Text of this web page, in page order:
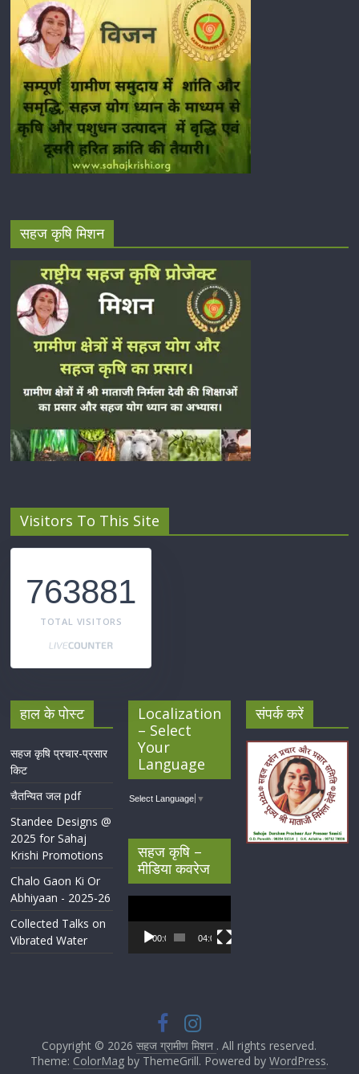
सहज कृषि मिशन
Visitors To This Site
763881
TOTAL VISITORS
हाल के पोस्ट
सहज कृषि प्रचार-प्रसार
किट
चैतन्यित जल pdf
Standee Designs @
2025 for Sahaj
Krishi Promotions
Chalo Gaon Ki Or
Abhiyaan - 2025-26
Collected Talks on
Vibrated Water
Localization
– Select
Your
Language
Select Language ▼
सहज कृषि –
मीडिया कवरेज
Player
00:00 04:07
संपर्क करें
Copyright © 2026सहज ग्रामीण मिशन . All rights reserved.
Theme: ColorMagby ThemeGrill. Powered by WordPress.